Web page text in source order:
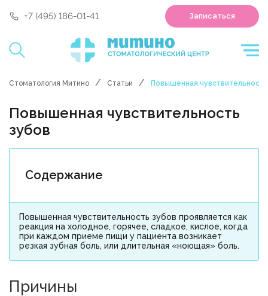
+7 (495) 186-01-41 Записаться
Стоматология Митино Статьи Повышенная
Повышенная чувствительность
зубов
Содержание
Повышенная чувствительность зубов проявляется как
реакция на холодное, горячее, сладкое, кислое, когда
при каждом приеме пищи у пациента возникает
резкая зубная боль, или длительная «ноющая» боль.
Причины